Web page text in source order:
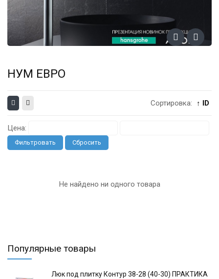
НУМ ЕВРО
Сортировка: ↑ ID
Цена:
Фильтровать Сбросить
Не найдено ни одного товара
Популярные товары
Люк под плитку Контур 38-28 (40-30) ПРАКТИКА